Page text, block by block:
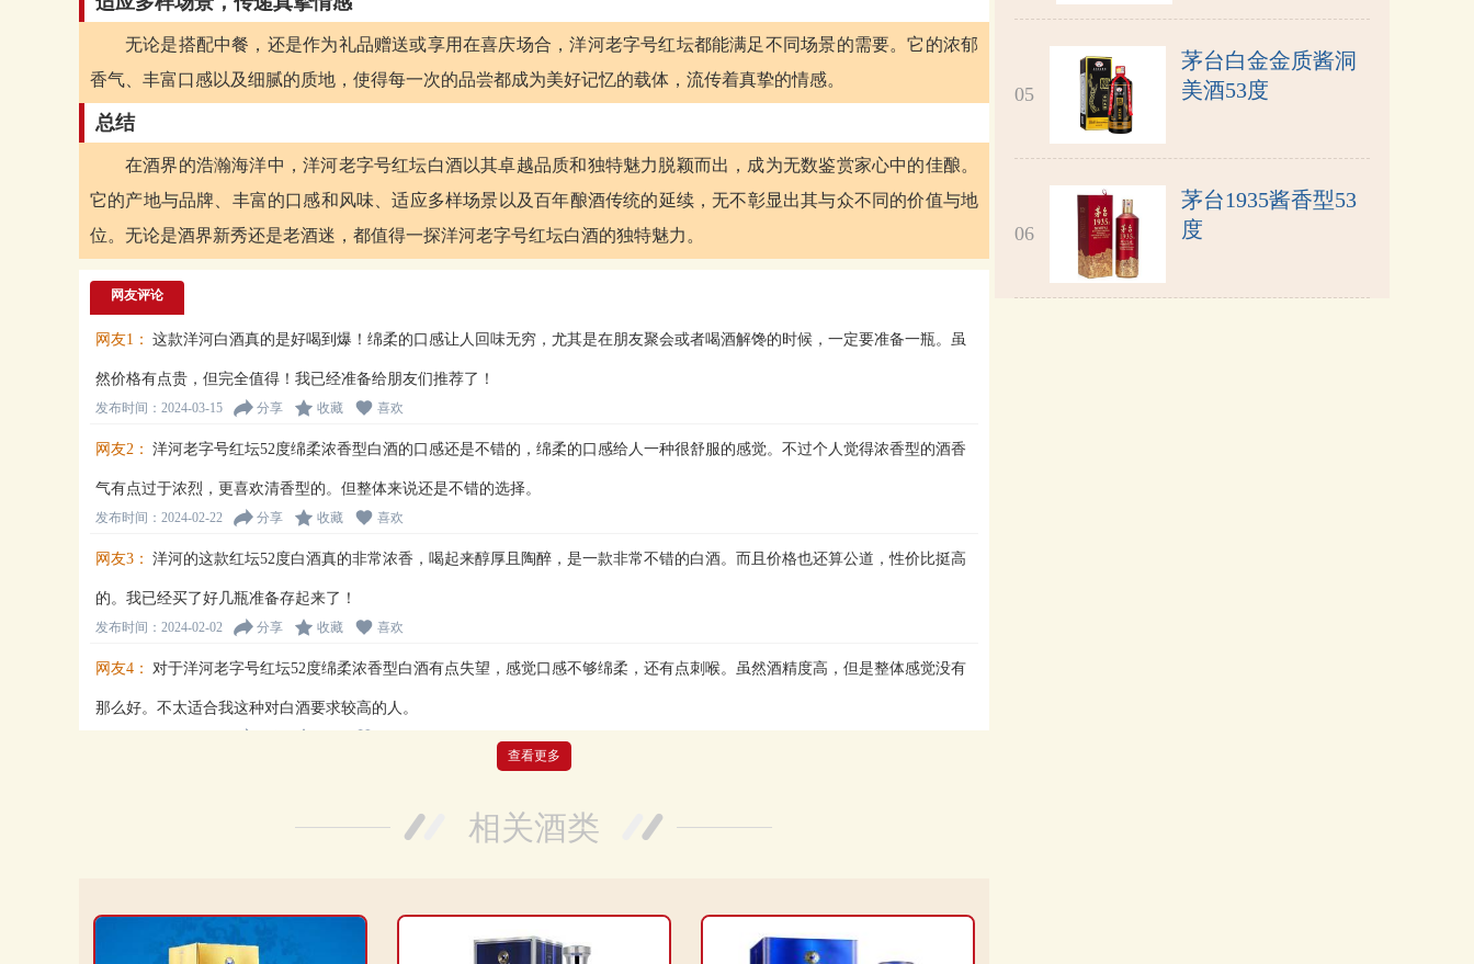
无论是搭配中餐，还是作为礼品赠送或享用在喜庆场合，洋河老字号红坛都能满足不同场景的需要。它的浓郁
香气、丰富口感以及细腻的质地，使得每一次的品尝都成为美好记忆的载体，流传着真挚的情感。
总结
在酒界的浩瀚海洋中，洋河老字号红坛白酒以其卓越品质和独特魅力脱颖而出，成为无数鉴赏家心中的佳酿。
它的产地与品牌、丰富的口感和风味、适应多样场景以及百年酿酒传统的延续，无不彰显出其与众不同的价值与地
位。无论是酒界新秀还是老酒迷，都值得一探洋河老字号红坛白酒的独特魅力。
网友评论
网友1： 这款洋河白酒真的是好喝到爆！绵柔的口感让人回味无穷，尤其是在朋友聚会或者喝酒解馋的时候，一定要准备一瓶。虽
然价格有点贵，但完全值得！我已经准备给朋友们推荐了！
发布时间：2024-03-15 分享 收藏 喜欢
网友2： 洋河老字号红坛52度绵柔浓香型白酒的口感还是不错的，绵柔的口感给人一种很舒服的感觉。不过个人觉得浓香型的酒香
气有点过于浓烈，更喜欢清香型的。但整体来说还是不错的选择。
发布时间：2024-02-22 分享 收藏 喜欢
网友3： 洋河的这款红坛52度白酒真的非常浓香，喝起来醇厚且陶醉，是一款非常不错的白酒。而且价格也还算公道，性价比挺高
的。我已经买了好几瓶准备存起来了！
发布时间：2024-02-02 分享 收藏 喜欢
网友4： 对于洋河老字号红坛52度绵柔浓香型白酒有点失望，感觉口感不够绵柔，还有点刺喉。虽然酒精度高，但是整体感觉没有
那么好。不太适合我这种对白酒要求较高的人。
查看更多
相关酒类
05
茅台白金金质酱洞
美酒53度
06
茅台1935酱香型53
度